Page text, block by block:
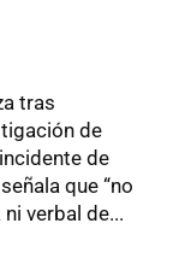
tras
de
de
que “no
verbal de...